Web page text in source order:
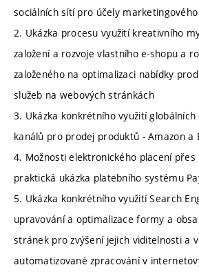
sociálních sítí pro účely
2. Ukázka procesu využití kreativního
založení a rozvoje vlastního e-shopu a
založeného na optimalizaci nabídky
služeb na webových stránkách
3. Ukázka konkrétního využití
kanálů pro prodej produktů - Amazon a
4. Možnosti elektronického placení
praktická ukázka platebního systému
5. Ukázka konkrétního využití Search
upravování a optimalizace formy a
stránek pro zvýšení jejich viditelnosti a
automatizované zpracování v